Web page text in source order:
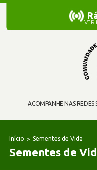
ACOMPANHE NAS REDES
VER
Início Sementes de Vida
Sementes de